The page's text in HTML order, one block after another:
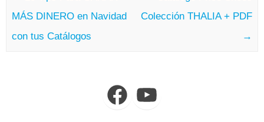
MÁS DINERO en Navidad
con tus Catálogos
Colección THALIA + PDF
→
FacebookYouTube